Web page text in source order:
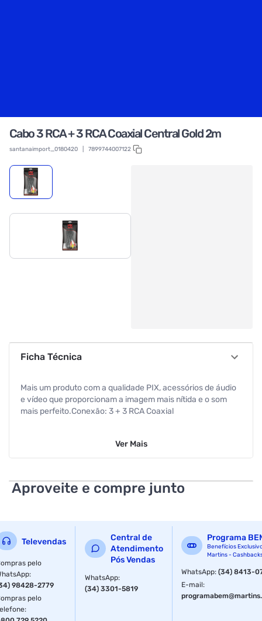
Cabo 3 RCA + 3 RCA Coaxial Central Gold 2m
santanaimport_0180420 7899744007122
Ficha Técnica
Mais um produto com a qualidade PIX, acessórios de áudio
e vídeo que proporcionam a imagem mais nítida e o som
mais perfeito.Conexão: 3 + 3 RCA Coaxial
Ver Mais
Aproveite e compre junto
Televendas
pelo
:
98428-2779
pelo
:
Central de
Atendimento
Pós Vendas
WhatsApp:
(34) 3301-5819
Programa
Benefícios
Martins -
WhatsApp:(34) 8413-
E-mail: